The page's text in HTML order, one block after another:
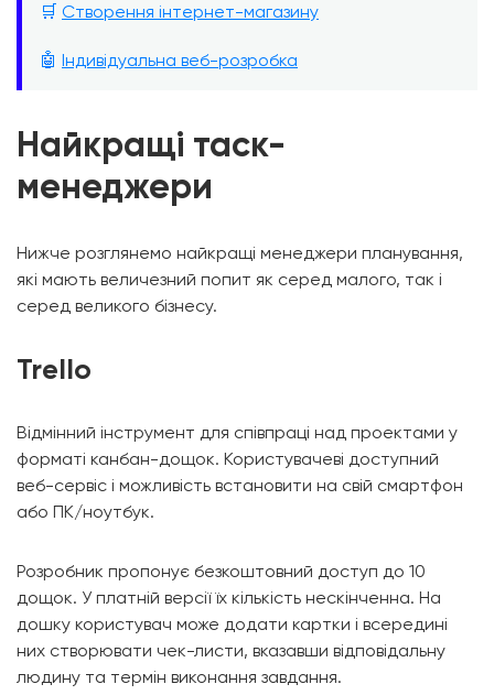
🛒 Створення інтернет-магазину
🤖 Індивідуальна веб-розробка
Найкращі таск-
менеджери
Нижче розглянемо найкращі менеджери планування,
які мають величезний попит як серед малого, так і
серед великого бізнесу.
Trello
Відмінний інструмент для співпраці над проектами у
форматі канбан-дощок. Користувачеві доступний
веб-сервіс і можливість встановити на свій смартфон
або ПК/ноутбук.
Розробник пропонує безкоштовний доступ до 10
дощок. У платній версії їх кількість нескінченна. На
дошку користувач може додати картки і всередині
них створювати чек-листи, вказавши відповідальну
людину та термін виконання завдання.